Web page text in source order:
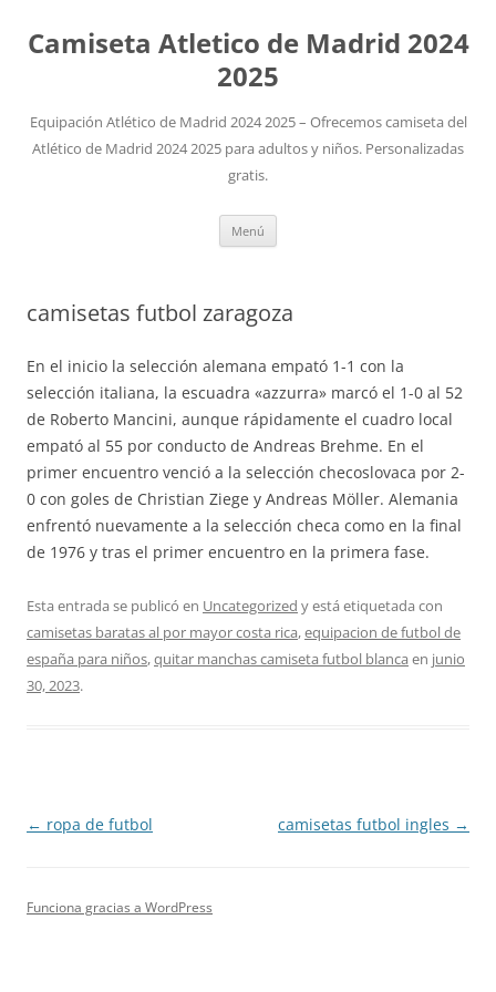
Camiseta Atletico de Madrid 2024
2025
Equipación Atlético de Madrid 2024 2025 – Ofrecemos camiseta del
Atlético de Madrid 2024 2025 para adultos y niños. Personalizadas
gratis.
Menú
camisetas futbol zaragoza
En el inicio la selección alemana empató 1-1 con la
selección italiana, la escuadra «azzurra» marcó el 1-0 al 52
de Roberto Mancini, aunque rápidamente el cuadro local
empató al 55 por conducto de Andreas Brehme. En el
primer encuentro venció a la selección checoslovaca por 2-
0 con goles de Christian Ziege y Andreas Möller. Alemania
enfrentó nuevamente a la selección checa como en la final
de 1976 y tras el primer encuentro en la primera fase.
Esta entrada se publicó en Uncategorized y está etiquetada con
camisetas baratas al por mayor costa rica,equipacion de futbol de
españa para niños,quitar manchas camiseta futbol blanca en junio
30, 2023.
Navegación
← ropa de futbol camisetas futbol ingles →
Funciona gracias a WordPress